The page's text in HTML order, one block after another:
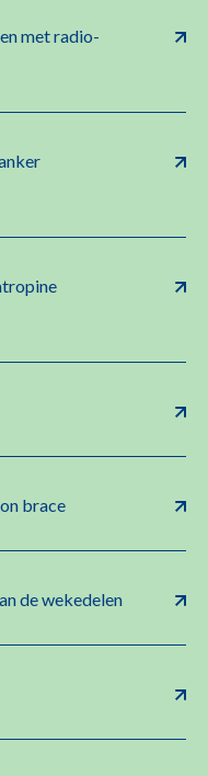
met radio-
brace
de wekedelen